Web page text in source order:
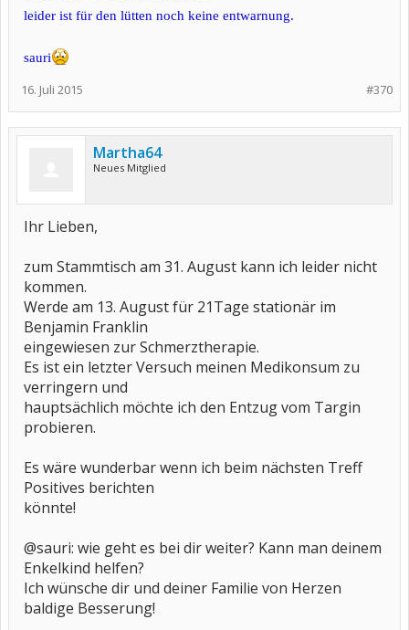
leider ist für den lütten noch keine entwarnung.
sauri
#370
16. Juli 2015
Martha64
Neues Mitglied
Ihr Lieben,
zum Stammtisch am 31. August kann ich leider nicht
kommen.
Werde am 13. August für 21Tage stationär im
Benjamin Franklin
eingewiesen zur Schmerztherapie.
Es ist ein letzter Versuch meinen Medikonsum zu
verringern und
hauptsächlich möchte ich den Entzug vom Targin
probieren.
Es wäre wunderbar wenn ich beim nächsten Treff
Positives berichten
könnte!
@sauri: wie geht es bei dir weiter? Kann man deinem
Enkelkind helfen?
Ich wünsche dir und deiner Familie von Herzen
baldige Besserung!